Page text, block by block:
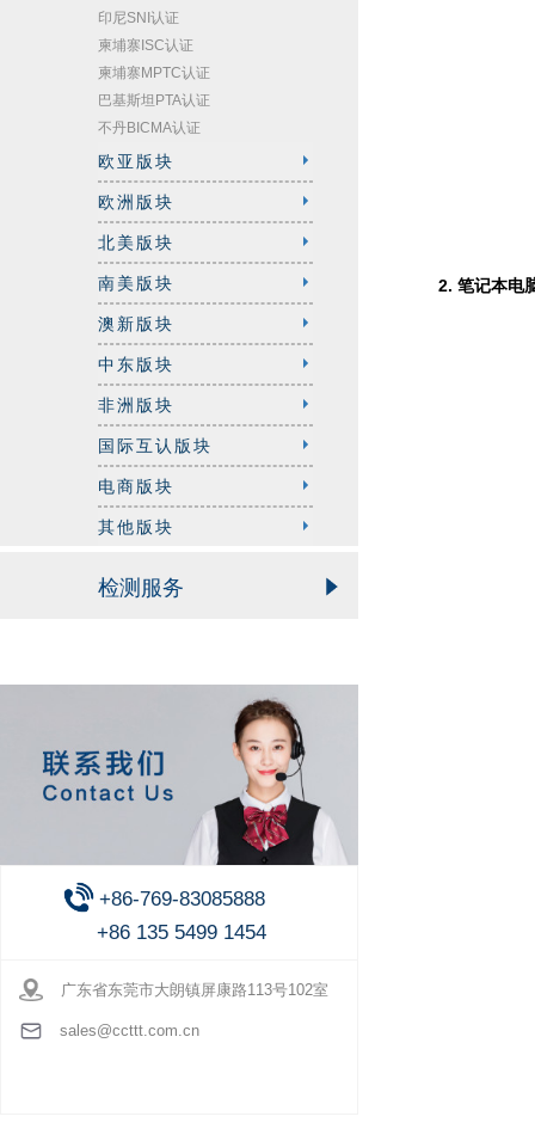
印尼SNI认证
柬埔寨ISC认证
柬埔寨MPTC认证
巴基斯坦PTA认证
不丹BICMA认证
欧亚版块
欧洲版块
北美版块
南美版块
澳新版块
中东版块
非洲版块
国际互认版块
电商版块
其他版块
检测服务
+86-769-83085888
+86 135 5499 1454
广东省东莞市大朗镇屏康路113号102室
sales@ccttt.com.cn
2. 笔记本电